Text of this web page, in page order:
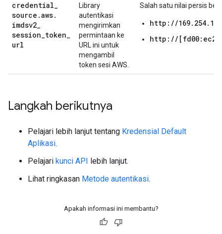
credential_
source .aws.
imdsv2_
session_token_
url
Library
autentikasi
mengirimkan
permintaan ke
URL ini untuk
mengambil
token sesi AWS.
Salah satu nilai persis
http://
http://
Langkah berikutnya
Pelajari lebih lanjut tentang Kredensial Default
Aplikasi.
Pelajari kunci API lebih lanjut.
Lihat ringkasan Metode autentikasi.
Apakah informasi ini membantu?